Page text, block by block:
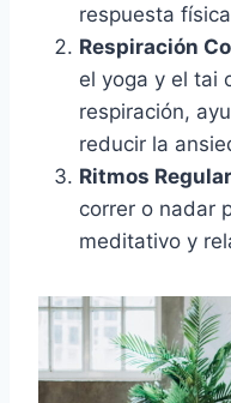
respuesta
Respiración
el yoga y el tai
respiración,
reducir la
Ritmos
correr o nadar
meditativo y